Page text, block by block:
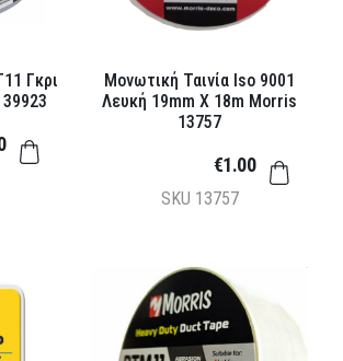
Γκρι
Μονωτική Ταινία Iso 9001
Λευκή 19mm X 18m Morris
13757
SKU 13757
€1.00